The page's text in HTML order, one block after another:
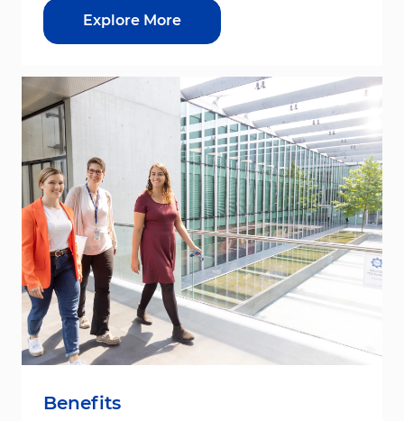
Explore More
Benefits